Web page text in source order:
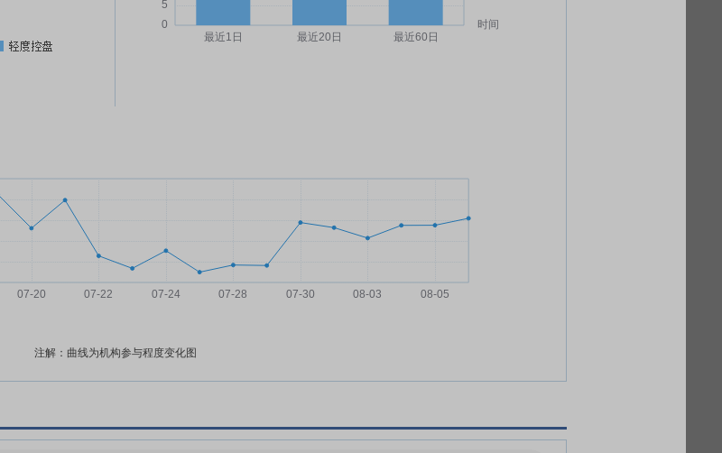
注解：曲线为机构参与程度变化图